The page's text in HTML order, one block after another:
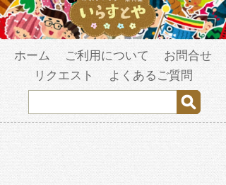
ホーム ご利用について
お問合せ
リクエスト
よくあるご質問